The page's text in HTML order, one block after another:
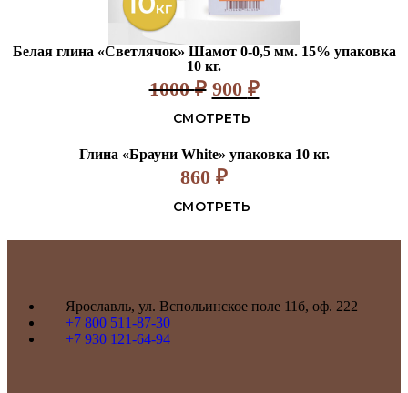
Белая глина «Светлячок» Шамот 0-0,5 мм. 15% упаковка
10 кг.
1000₽ 900 ₽
СМОТРЕТЬ
Глина «Брауни White» упаковка 10 кг.
860 ₽
СМОТРЕТЬ
Ярославль, ул. Вспольинское поле 11б, оф. 222
+7 800 511-87-30
+7 930 121-64-94